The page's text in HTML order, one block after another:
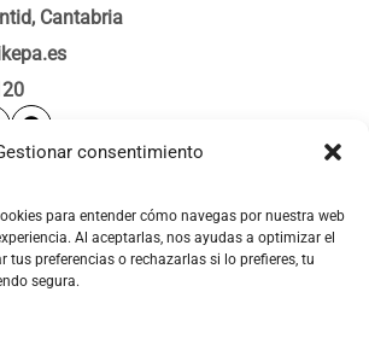
consentimiento
para entender cómo navegas por nuestra web
Al aceptarlas, nos ayudas a optimizar el
tus preferencias o rechazarlas si lo prefieres, tu
segura.
Cantabria